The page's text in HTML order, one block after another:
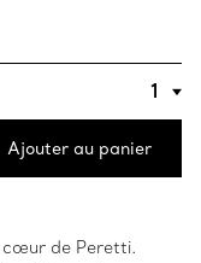
Ajouter au panier
de Peretti.